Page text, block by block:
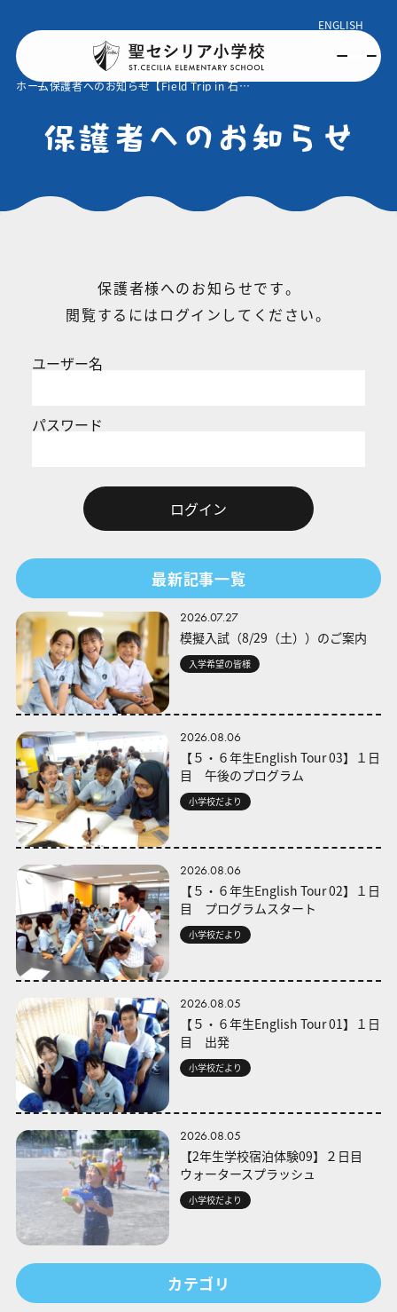
ENGLISH
ホーム保護者へのお知らせ 【Field Trip in 石垣島 】黒島研究所
保護者へのお知らせ
保護者様へのお知らせです。
閲覧するにはログインしてください。
ユーザー名
パスワード
最新記事一覧
2026.07.27
模擬入試（8/29（土））のご案内
入学希望の皆様
2026.08.06
【５・６年生English Tour 03】１日
目 午後のプログラム
小学校だより
2026.08.06
【５・６年生English Tour 02】１日
目 プログラムスタート
小学校だより
2026.08.05
【５・６年生English Tour 01】１日
目 出発
小学校だより
2026.08.05
【2年生学校宿泊体験09】２日目
ウォータースプラッシュ
小学校だより
カテゴリ